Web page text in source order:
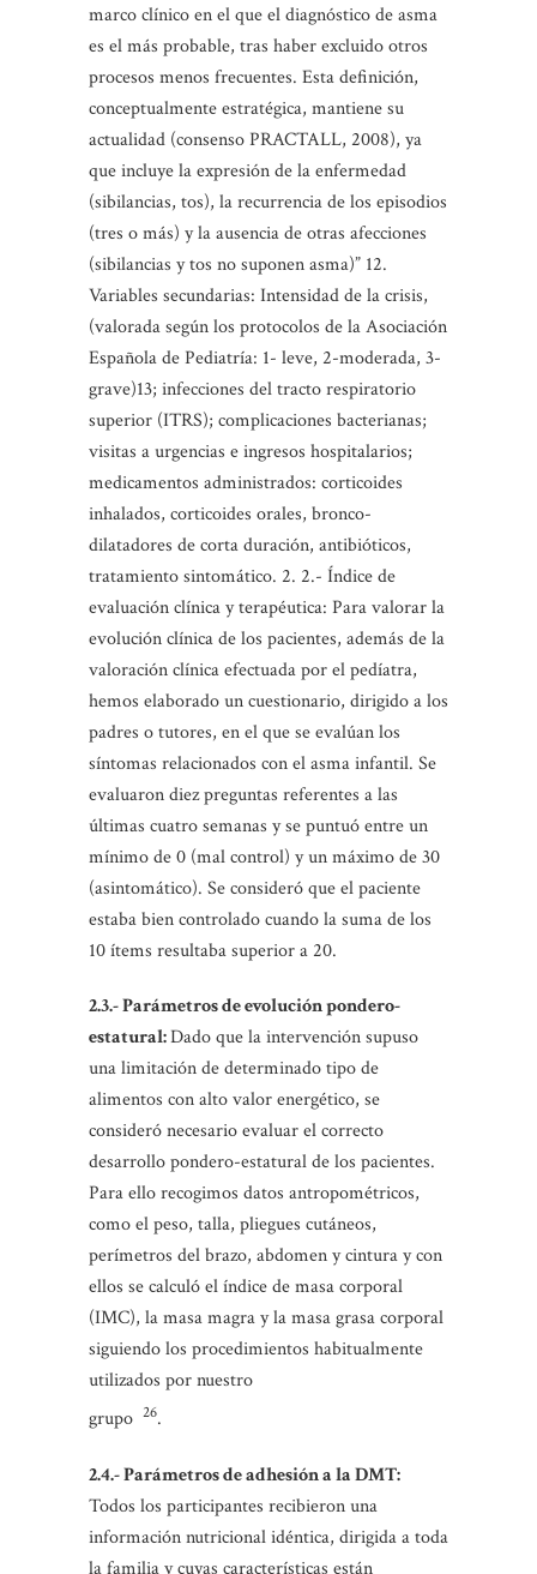
marco clínico en el que el diagnóstico de asma
es el más probable, tras haber excluido otros
procesos menos frecuentes. Esta definición,
conceptualmente estratégica, mantiene su
actualidad (consenso PRACTALL, 2008), ya
que incluye la expresión de la enfermedad
(sibilancias, tos), la recurrencia de los episodios
(tres o más) y la ausencia de otras afecciones
(sibilancias y tos no suponen asma)” 12.
Variables secundarias: Intensidad de la crisis,
(valorada según los protocolos de la Asociación
Española de Pediatría: 1- leve, 2-moderada, 3-
grave)13; infecciones del tracto respiratorio
superior (ITRS); complicaciones bacterianas;
visitas a urgencias e ingresos hospitalarios;
medicamentos administrados: corticoides
inhalados, corticoides orales, bronco-
dilatadores de corta duración, antibióticos,
tratamiento sintomático. 2. 2.- Índice de
evaluación clínica y terapéutica: Para valorar la
evolución clínica de los pacientes, además de la
valoración clínica efectuada por el pedíatra,
hemos elaborado un cuestionario, dirigido a los
padres o tutores, en el que se evalúan los
síntomas relacionados con el asma infantil. Se
evaluaron diez preguntas referentes a las
últimas cuatro semanas y se puntuó entre un
mínimo de 0 (mal control) y un máximo de 30
(asintomático). Se consideró que el paciente
estaba bien controlado cuando la suma de los
10 ítems resultaba superior a 20.
2.3.- Parámetros de evolución pondero-
estatural:Dado que la intervención supuso
una limitación de determinado tipo de
alimentos con alto valor energético, se
consideró necesario evaluar el correcto
desarrollo pondero-estatural de los pacientes.
Para ello recogimos datos antropométricos,
como el peso, talla, pliegues cutáneos,
perímetros del brazo, abdomen y cintura y con
ellos se calculó el índice de masa corporal
(IMC), la masa magra y la masa grasa corporal
siguiendo los procedimientos habitualmente
utilizados por nuestro
grupo 26.
2.4.- Parámetros de adhesión a la DMT:
Todos los participantes recibieron una
información nutricional idéntica, dirigida a toda
la familia y cuyas características están